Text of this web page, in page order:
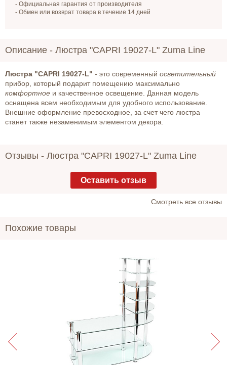
- Официальная гарантия от производителя
- Обмен или возврат товара в течение 14 дней
Описание - Люстра "CAPRI 19027-L" Zuma Line
Люстра "CAPRI 19027-L" - это современный осветительный
прибор, который подарит помещению максимально
комфортное и качественное освещение. Данная модель
оснащена всем необходимым для удобного использование.
Внешние оформление превосходное, за счет чего люстра
станет также незаменимым элементом декора.
Отзывы - Люстра "CAPRI 19027-L" Zuma Line
Оставить отзыв
Cмотреть все отзывы
Похожие товары